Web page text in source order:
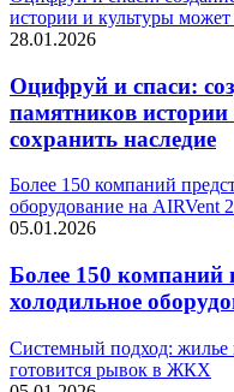
истории и культуры может
28.01.2026
Оцифруй и спаси:
памятников
сохранить наследие
Более 150 компаний
оборудование на AIRVent
05.01.2026
Более 150 компаний
холодильное
Системный подход: жилье
готовится рывок в ЖКХ